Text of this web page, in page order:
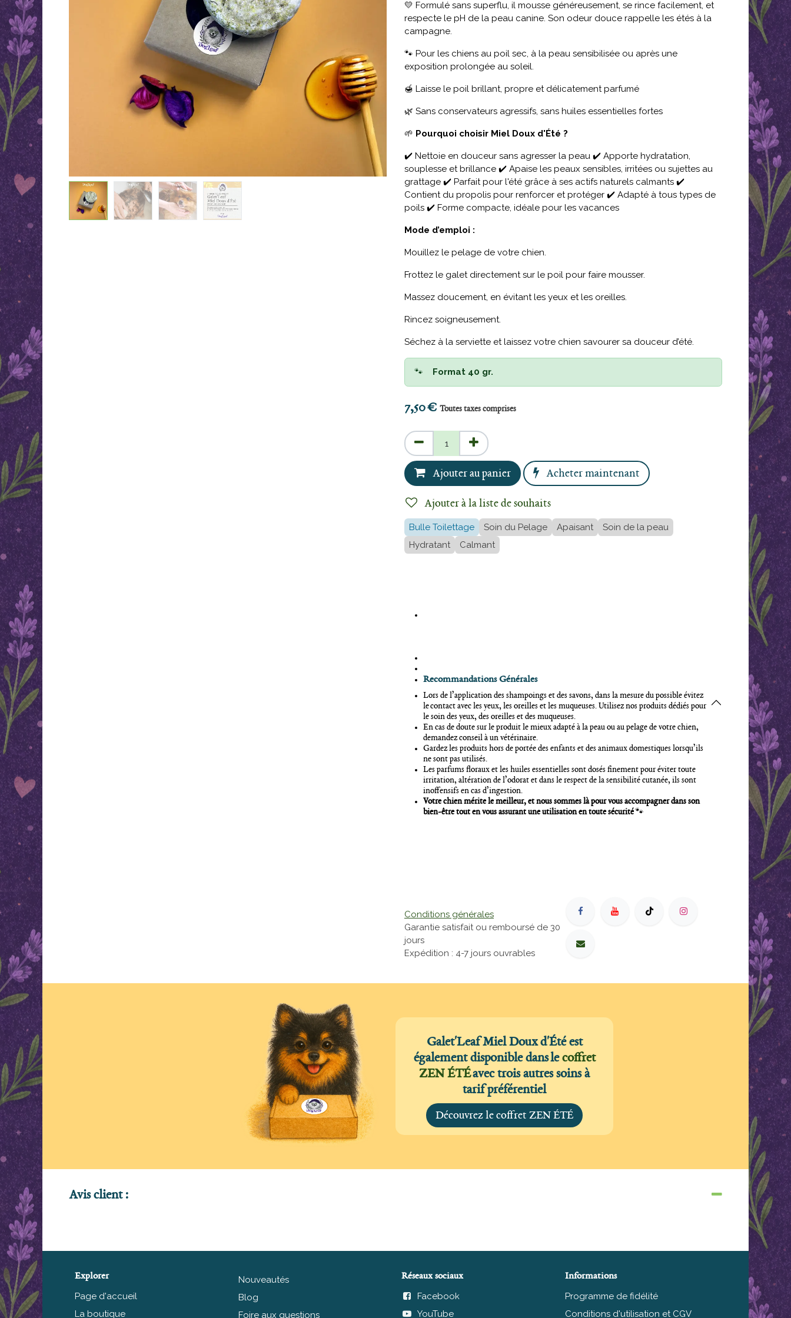
💛 Formulé sans superflu, il mousse généreusement, se rince facilement, et
respecte le pH de la peau canine. Son odeur douce rappelle les étés à la
campagne.
🐾 Pour les chiens au poil sec, à la peau sensibilisée ou après une
exposition prolongée au soleil.
🍯 Laisse le poil brillant, propre et délicatement parfumé
🌿 Sans conservateurs agressifs, sans huiles essentielles fortes
🌱 Pourquoi choisir Miel Doux d'Été ?
✔️ Nettoie en douceur sans agresser la peau ✔️ Apporte hydratation,
souplesse et brillance ✔️ Apaise les peaux sensibles, irritées ou sujettes au
grattage ✔️ Parfait pour l'été grâce à ses actifs naturels calmants ✔️
Contient du propolis pour renforcer et protéger ✔️ Adapté à tous types de
poils ✔️ Forme compacte, idéale pour les vacances
Mode d’emploi :
Mouillez le pelage de votre chien.
Frottez le galet directement sur le poil pour faire mousser.
Massez doucement, en évitant les yeux et les oreilles.
Rincez soigneusement.
Séchez à la serviette et laissez votre chien savourer sa douceur d’été.
🐾 Format 40 gr.​​
7,50€ Toutes taxes comprises
Ajouter au panier Acheter maintenant
Ajouter à la liste de souhaits
Bulle Toilettage Soin du Pelage Apaisant
Soin de la peau
Hydratant
Calmant
Recommandations Générales
Lors de l’application des shampoings et des savons, dans la mesure du possible évitez
le contact avec les yeux, les oreilles et les muqueuses. Utilisez nos produits dédiés pour
le soin des yeux, des oreilles et des muqueuses.
En cas de doute sur le produit le mieux adapté à la peau ou au pelage de votre chien,
demandez conseil à un vétérinaire.
Gardez les produits hors de portée des enfants et des animaux domestiques lorsqu’ils
ne sont pas utilisés.
Les parfums floraux et les huiles essentielles sont dosés finement pour éviter toute
irritation, altération de l’odorat et dans le respect de la sensibilité cutanée, ils sont
inoffensifs en cas d’ingestion.
Votre chien mérite le meilleur, et nous sommes là pour vous accompagner dans son
bien-être tout en vous assurant une utilisation en toute sécurité🐾
Conditions générales
Garantie satisfait ou remboursé de 30
jours
Expédition : 4-7 jours ouvrables
Galet'Leaf Miel Doux d'Été est
également disponible dans lecoffret
ZEN ÉTÉavec trois autres soins à
tarif préférentiel
Découvrez le coffret ZEN ÉTÉ
Avis client :
Explorer
Page d'accueil
La boutique
Informations
Programme de fidélité
Conditions d'utilisation et CGV
Réseaux sociaux
Facebook
YouTube
Nouveautés
Blog
Foire aux questions